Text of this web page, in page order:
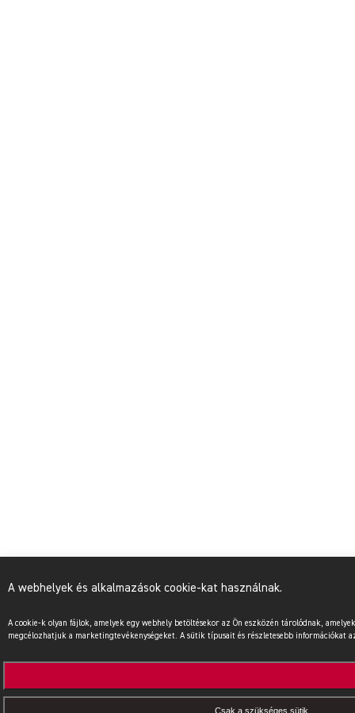
A webhelyek és alkalmazások cookie-kat használnak.
A cookie-k olyan fájlok, amelyek egy webhely betöltésekor az Ön eszközén tárolódnak,
megcélozhatjuk a marketingtevékenységeket. A sütik típusait és részletesebb
Csak a szükséges sütik